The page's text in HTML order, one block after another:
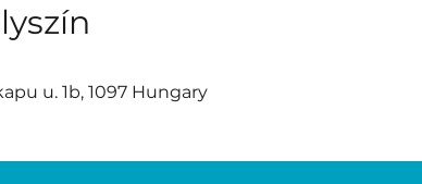
u. 1b, 1097 Hungary